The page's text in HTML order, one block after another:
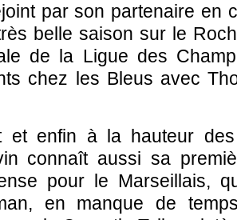
par son partenaire en
belle saison sur le
de la Ligue des
chez les Bleus avec
et enfin à la hauteur
connaît aussi sa
pour le Marseillais,
en manque de